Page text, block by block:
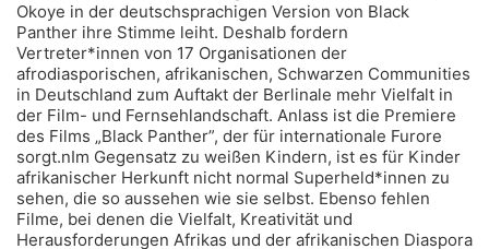
Okoye in der deutschsprachigen Version von Black
Panther ihre Stimme leiht. Deshalb fordern
Vertreter*innen von 17 Organisationen der
afrodiasporischen, afrikanischen, Schwarzen Communities
in Deutschland zum Auftakt der Berlinale mehr Vielfalt in
der Film- und Fernsehlandschaft. Anlass ist die Premiere
des Films „Black Panther”, der für internationale Furore
sorgt.nIm Gegensatz zu weißen Kindern, ist es für Kinder
afrikanischer Herkunft nicht normal Superheld*innen zu
sehen, die so aussehen wie sie selbst. Ebenso fehlen
Filme, bei denen die Vielfalt, Kreativität und
Herausforderungen Afrikas und der afrikanischen Diaspora